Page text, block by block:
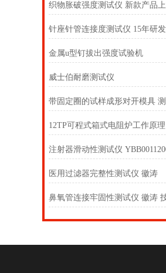
金属u型钉拔出强度试验机
威士伯耐磨测试仪
12TP可程式箱式电阻炉工作原理
医用过滤器完整性测试仪 徽涛